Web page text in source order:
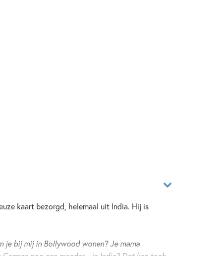
kaart bezorgd, helemaal uit India. Hij is
je bij mij in Bollywood wonen? Je mama